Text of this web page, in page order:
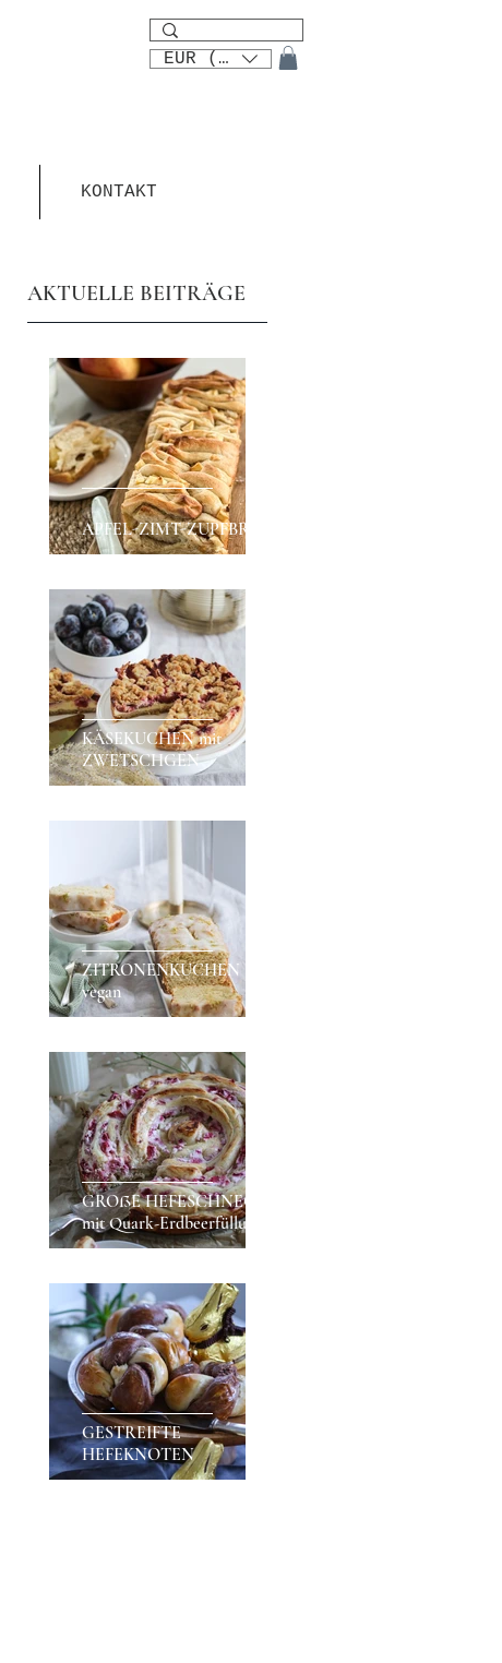
EUR (€)
KONTAKT
AKTUELLE BEITRÄGE
APFEL-ZIMT-ZUPFBROT
KÄSEKUCHEN mit
ZWETSCHGEN
ZITRONENKUCHEN
vegan
GROßE HEFESCHNECKE
mit Quark-Erdbeerfüllung
GESTREIFTE
HEFEKNOTEN